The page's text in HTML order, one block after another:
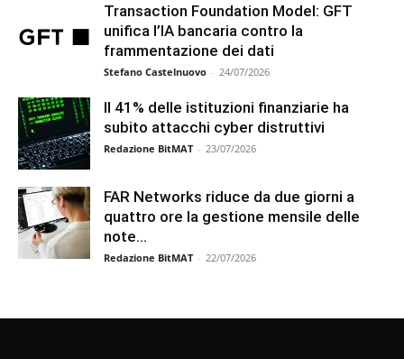
Transaction Foundation Model: GFT
unifica l’IA bancaria contro la
frammentazione dei dati
Stefano Castelnuovo - 24/07/2026
Il 41% delle istituzioni finanziarie ha
subito attacchi cyber distruttivi
Redazione BitMAT - 23/07/2026
FAR Networks riduce da due giorni a
quattro ore la gestione mensile delle
note...
Redazione BitMAT - 22/07/2026